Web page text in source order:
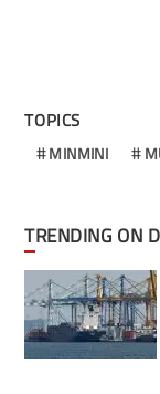
TOPICS
MINMINI
TRENDING ON